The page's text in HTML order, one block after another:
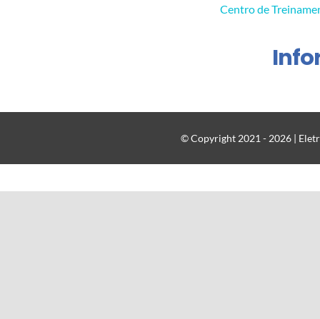
Centro de
© Copyright 2021 - 2026 |